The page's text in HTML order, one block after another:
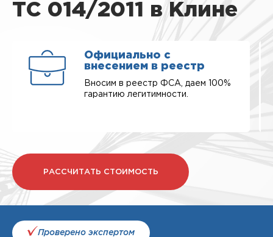
ТС 014/2011 в Клине
Официально с
внесением в реестр
Вносим в реестр ФСА, даем 100%
гарантию легитимности.
РАССЧИТАТЬ СТОИМОСТЬ
Проверено экспертом